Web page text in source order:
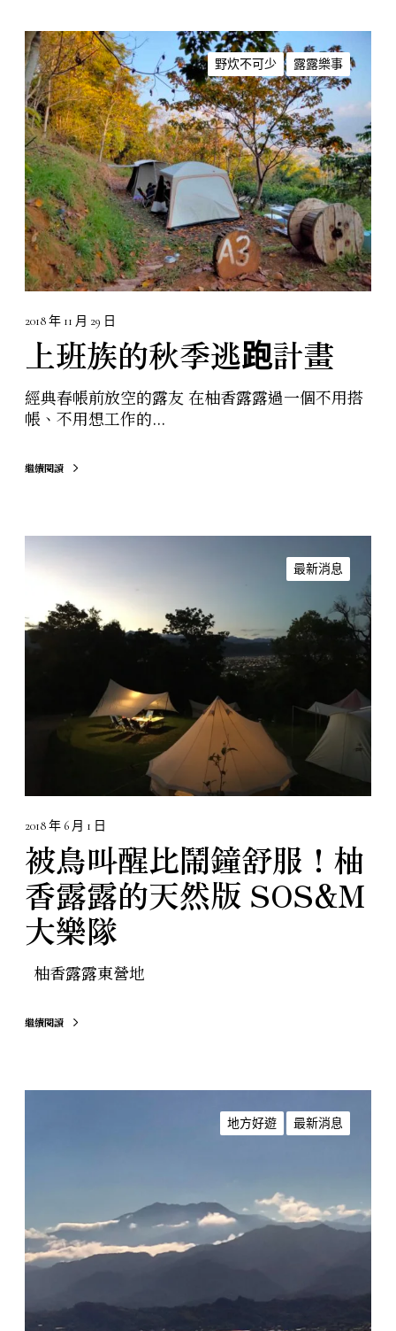
上
班
族
的
秋
季
逃
跑
計
畫
野炊不可少 露露樂事
2018 年 11 月 29 日
上班族的秋季逃跑計畫
經典春帳前放空的露友 在柚香露露過一個不用搭
帳、不用想工作的...
繼續閱讀
被
鳥
比
鬧
露
露
的
天
然
版
S
O
M
大
最新消息
2018 年 6 月 1 日
被鳥叫醒比鬧鐘舒服！柚
香露露的天然版 SOS&M
大樂隊
柚香露露東營地
繼續閱讀
看
像
刈
還
地方好遊 最新消息